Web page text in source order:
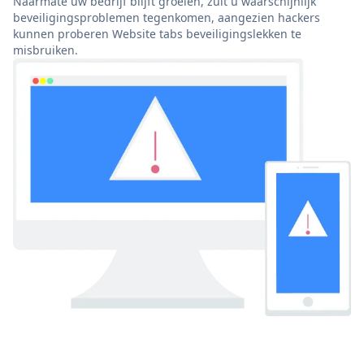
beveiligingsproblemen tegenkomen, aangezien hackers
kunnen proberen Website tabs beveiligingslekken te
misbruiken.